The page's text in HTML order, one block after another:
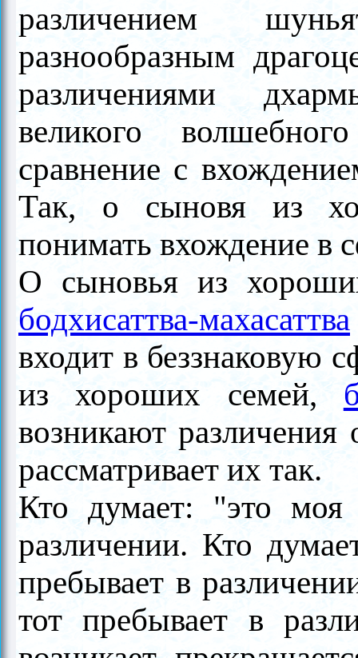
различением
разнообразным
различениями
великого
сравнение с
Так, о сыновя из
понимать вхождение в
О сыновья из
бодхисаттва-махасаттва
входит в беззнаковую
из хороших семей,
возникают различения
рассматривает их так.
Кто думает: "это
различении. Кто
пребывает в
тот пребывает в